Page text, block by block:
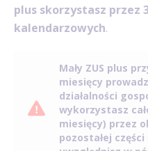
plus skorzystasz przez
kalendarzowych.
Mały ZUS plus
miesięcy
działalności
wykorzystasz
miesięcy) przez
pozostałej